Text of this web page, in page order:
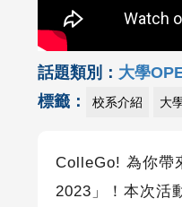
話題類別： 大學
標籤：
校系介紹 大
ColleGo! 為你帶
2023 」！本次活